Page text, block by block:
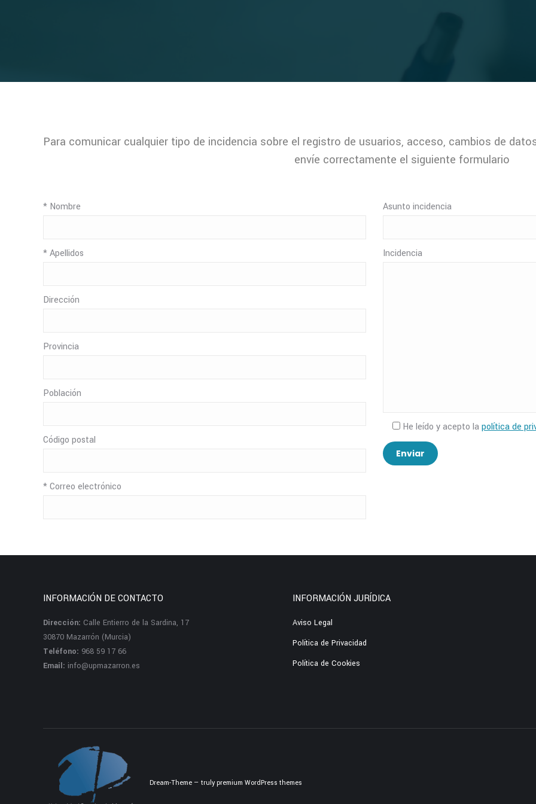
Para comunicar cualquier tipo de incidencia sobre el registro de usuarios, acceso, cambios de
envíe correctamente el siguiente formulario
* Nombre
* Apellidos
Dirección
Provincia
Población
Código postal
* Correo electrónico
Asunto incidencia
Incidencia
He leído y acepto lapolítica de
INFORMACIÓN DE CONTACTO
Dirección: Calle Entierro de la Sardina, 17
30870 Mazarrón (Murcia)
Teléfono: 968 59 17 66
Email: info@upmazarron.es
INFORMACIÓN JURÍDICA
Aviso Legal
Política de Privacidad
Política de Cookies
Dream-Theme — trulypremium WordPress themes